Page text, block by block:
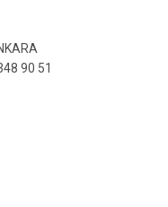
90 51